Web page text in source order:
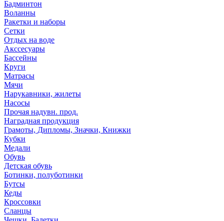
Бадминтон
Воланны
Ракетки и наборы
Сетки
Отдых на воде
Акссесуары
Бассейны
Круги
Матрасы
Мячи
Нарукавники, жилеты
Насосы
Прочая надувн. прод.
Наградная продукция
Грамоты, Дипломы, Значки, Книжки
Кубки
Медали
Обувь
Детская обувь
Ботинки, полуботинки
Бутсы
Кеды
Кроссовки
Сланцы